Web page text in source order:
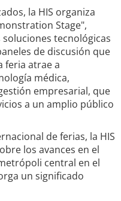
la HIS organiza
Stage",
tecnológicas
de discusión que
feria atrae a
médica,
empresarial, que
a un amplio público
de ferias, la HIS
los avances en el
central en el
un significado